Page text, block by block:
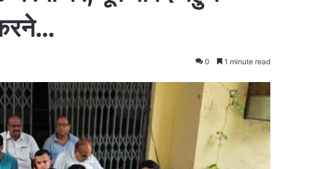
0 1 minute read